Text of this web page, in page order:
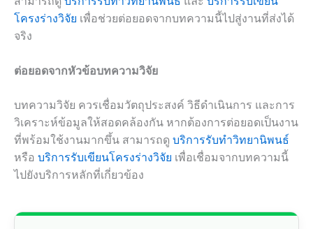
โครงร่างวิจัย เพื่อช่วยต่อยอดจากบทความนี้ไปสู่งานที่ส่งได้
จริง
ต่อยอดจากหัวข้อบทความวิจัย
บทความวิจัย ควรเชื่อมวัตถุประสงค์ วิธีดำเนินการ และการ
วิเคราะห์ข้อมูลให้สอดคล้องกัน หากต้องการต่อยอดเป็นงาน
ที่พร้อมใช้งานมากขึ้น สามารถดู บริการรับทำวิทยานิพนธ์
หรือ บริการรับเขียนโครงร่างวิจัย เพื่อเชื่อมจากบทความนี้
ไปยังบริการหลักที่เกี่ยวข้อง